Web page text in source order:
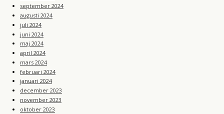
september 2024
augusti 2024
juli 2024
juni 2024
maj 2024
april 2024
mars 2024
februari 2024
januari 2024
december 2023
november 2023
oktober 2023